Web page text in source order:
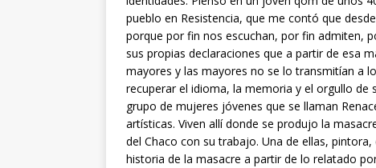
pueblo en Resistencia, que me contó que
porque por fin nos escuchan, por fin admiten,
sus propias declaraciones que a partir de esa
mayores y las mayores no se lo transmitían a
recuperar el idioma, la memoria y el orgullo
grupo de mujeres jóvenes que se llaman
artísticas. Viven allí donde se produjo la
del Chaco con su trabajo. Una de ellas,
historia de la masacre a partir de lo relatado